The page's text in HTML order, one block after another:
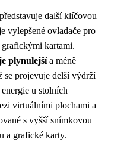
další klíčovou
vylepšené ovladače pro
kartami.
plynulejšía méně
se projevuje delší výdrží
u stolních
virtuálními plochami a
s vyšší snímkovou
a grafické karty.